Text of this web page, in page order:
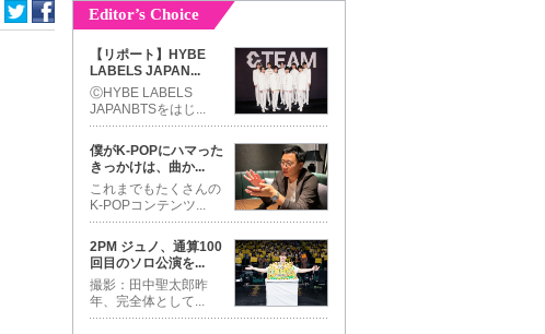
Editor’s Choice
【リポート】HYBE
LABELS JAPAN...
ⒸHYBE LABELS
JAPANBTSをはじ ...
僕がK-POPにハマった
きっかけは、曲か...
これまでもたくさんの
K-POPコンテンツ...
2PM ジュノ、通算100
回目のソロ公演を...
撮影：田中聖太郎昨
年、完全体として...